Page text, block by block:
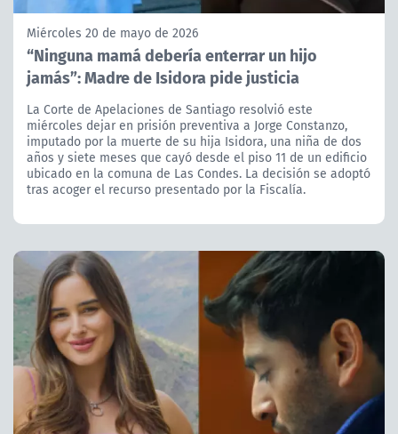
Miércoles 20 de mayo de 2026
“Ninguna mamá debería enterrar un hijo
jamás”: Madre de Isidora pide justicia
La Corte de Apelaciones de Santiago resolvió este
miércoles dejar en prisión preventiva a Jorge Constanzo,
imputado por la muerte de su hija Isidora, una niña de dos
años y siete meses que cayó desde el piso 11 de un edificio
ubicado en la comuna de Las Condes. La decisión se adoptó
tras acoger el recurso presentado por la Fiscalía.